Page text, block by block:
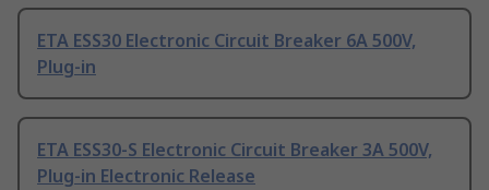
ETA ESS30 Electronic Circuit Breaker 6A 500V,
Plug-in
ETA ESS30-S Electronic Circuit Breaker 3A 500V,
Plug-in Electronic Release